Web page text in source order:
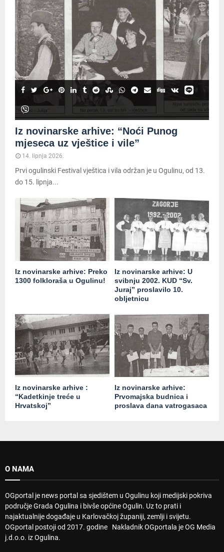
Iz novinarske arhive: “Noći Punog
mjeseca uz vještice i vile”
14. lipnja 2026.
Prvi ogulinski Festival vještica i vila održan je u Ogulinu, od 13.
do 15. lipnja...
Iz novinarske arhive: Preko
1300 folkloraša u Ogulinu!
Iz novinarske arhive: U
svibnju 2002. KUD “Sv.
Juraj” proslavilo 10.
obljetnicu
Iz novinarske arhive :
“Kadetkinje treće u
Hrvatskoj”
Iz novinarske arhive:
Prvomajska budnica i
proslava dana vatrogasaca
O NAMA
OGportal je news portal sa sjedištem u Ogulinu koji medijski pokriva
područje Grada Ogulina i bivše općine Ogulin. Uz to prati i
najaktualnije događaje u Karlovačkoj županiji, zemlji i svijetu.
OGportal postoji od 2017. godine Nakladnik OGportala je OG Media
j.d.o.o. iz Ogulina.